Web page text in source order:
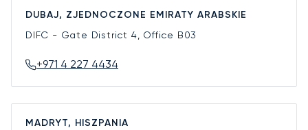
DUBAJ, ZJEDNOCZONE EMIRATY ARABSKIE
DIFC - Gate District 4, Office B03
+971 4 227 4434
MADRYT, HISZPANIA